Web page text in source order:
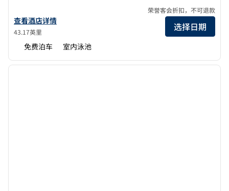
查看哥伦比亚希尔顿花园酒店的酒店详情
查看酒店详情
43.17英里
荣誉客会折扣，不可退款
选择日期
免费泊车 室内泳池
1/12
1/12
下一